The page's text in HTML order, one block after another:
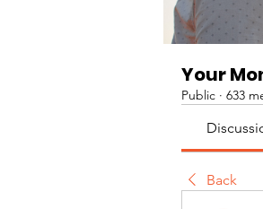
Your
Public · 633
Back